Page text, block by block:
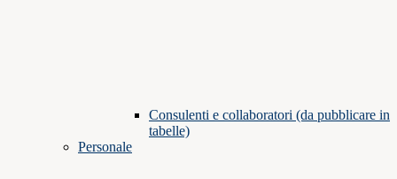
Consulenti e collaboratori (da pubblicare in
tabelle)
Personale